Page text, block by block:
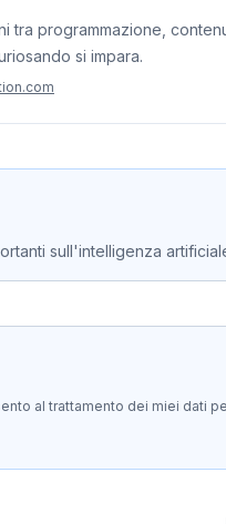
programmazione,
si impara.
sull'intelligenza
al trattamento dei miei dati